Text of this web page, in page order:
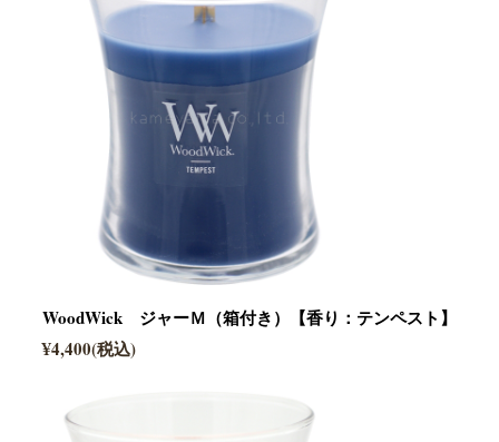
WoodWick ジャーＭ（箱付き）【香り：テンペスト】
¥4,400(税込)